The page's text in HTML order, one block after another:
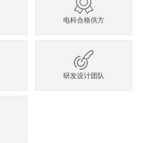
电科合格供方
研发设计团队